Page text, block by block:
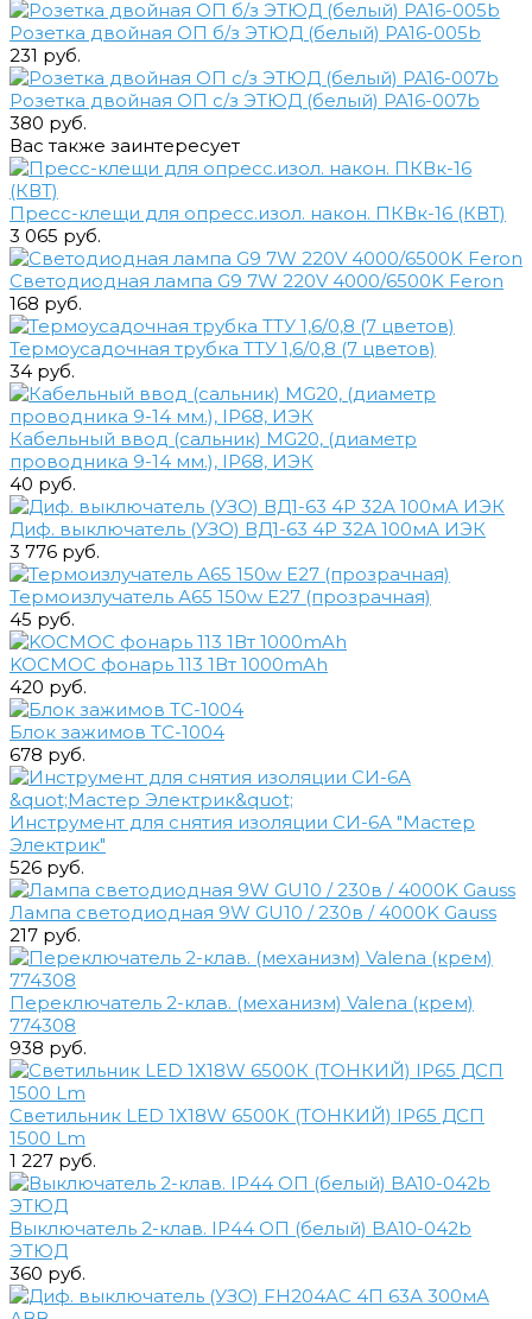
Розетка двойная ОП б/з ЭТЮД (белый) PA16-005b
231 руб.
Розетка двойная ОП c/з ЭТЮД (белый) PA16-007b
380 руб.
Вас также заинтересует
Пресс-клещи для опресс.изол. након. ПКВк-16 (КВТ)
3 065 руб.
Светодиодная лампа G9 7W 220V 4000/6500K Feron
168 руб.
Термоусадочная трубка ТТУ 1,6/0,8 (7 цветов)
34 руб.
Кабельный ввод (сальник) MG20, (диаметр
проводника 9-14 мм.), IP68, ИЭК
40 руб.
Диф. выключатель (УЗО) ВД1-63 4Р 32А 100мА ИЭК
3 776 руб.
Термоизлучатель А65 150w E27 (прозрачная)
45 руб.
KOCMOC фонарь 113 1Вт 1000mAh
420 руб.
Блок зажимов ТС-1004
678 руб.
Инструмент для снятия изоляции СИ-6А "Мастер
Электрик"
526 руб.
Лампа светодиодная 9W GU10 / 230в / 4000K Gauss
217 руб.
Переключатель 2-клав. (механизм) Valena (крем)
774308
938 руб.
Светильник LED 1Х18W 6500К (ТОНКИЙ) IP65 ДСП
1500 Lm
1 227 руб.
Выключатель 2-клав. IP44 ОП (белый) BA10-042b
ЭТЮД
360 руб.